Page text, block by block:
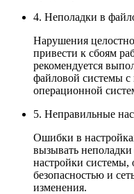
4. Неполадки в
Нарушения
привести к сбоям
рекомендуется
файловой системы
операционной
5. Неправильные
Ошибки в
вызывать неполадки
настройки системы,
безопасностью и
изменения.